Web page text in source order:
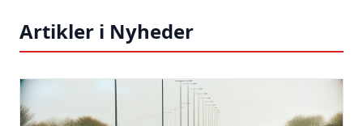
Artikler i Nyheder